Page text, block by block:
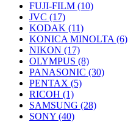
FUJI-FILM (10)
JVC (17)
KODAK (11)
KONICA MINOLTA (6)
NIKON (17)
OLYMPUS (8)
PANASONIC (30)
PENTAX (5)
RICOH (1)
SAMSUNG (28)
SONY (40)